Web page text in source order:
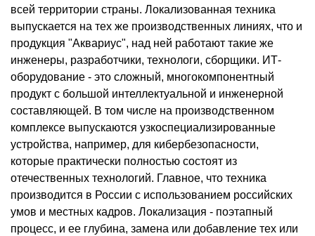
всей территории страны. Локализованная техника
выпускается на тех же производственных линиях, что и
продукция "Аквариус", над ней работают такие же
инженеры, разработчики, технологи, сборщики. ИТ-
оборудование - это сложный, многокомпонентный
продукт с большой интеллектуальной и инженерной
составляющей. В том числе на производственном
комплексе выпускаются узкоспециализированные
устройства, например, для кибербезопасности,
которые практически полностью состоят из
отечественных технологий. Главное, что техника
производится в России с использованием российских
умов и местных кадров. Локализация - поэтапный
процесс, и ее глубина, замена или добавление тех или